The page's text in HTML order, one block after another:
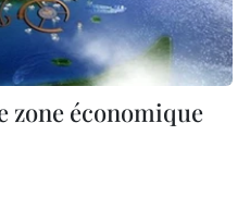
zone économique